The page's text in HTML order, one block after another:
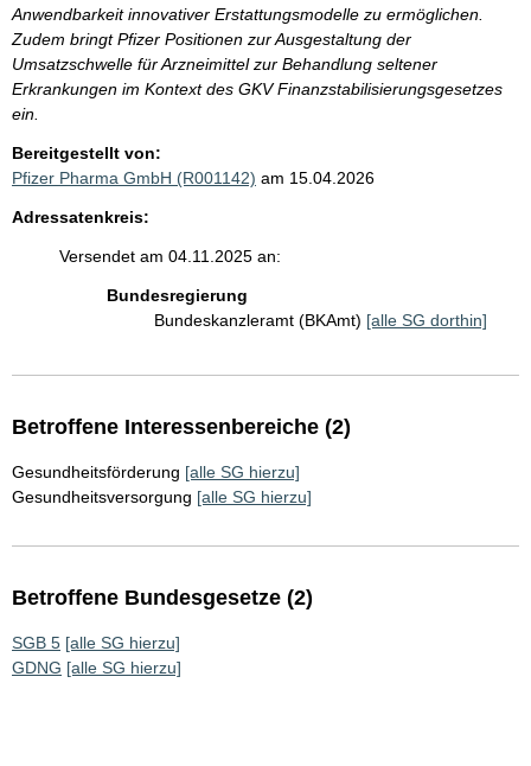
Anwendbarkeit innovativer Erstattungsmodelle zu ermöglichen.
Zudem bringt Pfizer Positionen zur Ausgestaltung der
Umsatzschwelle für Arzneimittel zur Behandlung seltener
Erkrankungen im Kontext des GKV Finanzstabilisierungsgesetzes
ein.
Bereitgestellt von:
Pfizer Pharma GmbH (R001142) am 15.04.2026
Adressatenkreis:
Versendet am 04.11.2025 an:
Bundesregierung
Bundeskanzleramt (BKAmt) [alle SG dorthin]
Betroffene Interessenbereiche (2)
Gesundheitsförderung [alle SG hierzu]
Gesundheitsversorgung [alle SG hierzu]
Betroffene Bundesgesetze (2)
SGB 5 [alle SG hierzu]
GDNG [alle SG hierzu]